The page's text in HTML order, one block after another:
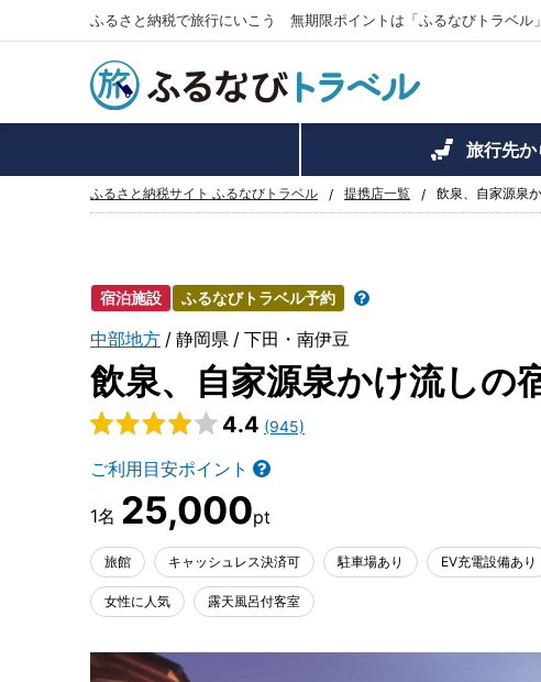
ふるさと納税で旅行にいこう 無期限ポイントは「ふるなびトラベル」
旅行先
ふるさと納税サイト ふるなびトラベル 提携店一覧 飲泉、自家源泉
宿泊施設 ふるなびトラベル予約
中部地方 静岡県 下田・南伊豆
飲泉、自家源泉かけ流しの
4.4 (945)
ご利用目安ポイント
25,000
旅館 キャッシュレス決済可 駐車場あり EV充電設備あり
女性に人気 露天風呂付客室